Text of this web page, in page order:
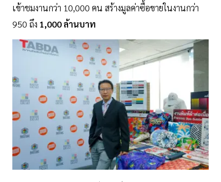
เข้าชมงานกว่า 10,000 คน สร้างมูลค่าซื้อขายในงานกว่า
950 ถึง 1,000 ล้านบาท